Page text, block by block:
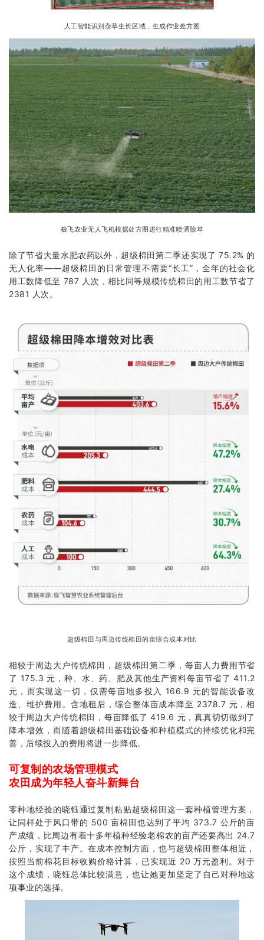
人工智能识别杂草生长区域，生成作业处方图
极飞农业无人飞机根据处方图进行精准喷洒除草
除了节省大量水肥农药以外，超级棉田第二季还实现了 75.2% 的
无人化率——超级棉田的日常管理不需要“长工”，全年的社会化
用工数降低至 787 人次，相比同等规模传统棉田的用工数节省了
2381 人次。
超级棉田与周边传统棉田的亩综合成本对比
相较于周边大户传统棉田，超级棉田第二季，每亩人力费用节省
了 175.3 元，种、水、药、肥及其他生产资料每亩节省了 411.2
元，而实现这一切，仅需每亩地多投入 166.9 元的智能设备改
造、维护费用。含地租后，综合整体亩成本降至 2378.7 元，相
较于周边大户传统棉田，每亩降低了 419.6 元，真真切切做到了
降本增效，而随着超级棉田基础设备和种植模式的持续优化和完
善，后续投入的费用将进一步降低。
可复制的农场管理模式
农田成为年轻人奋斗新舞台
零种地经验的晓钰通过复制粘贴超级棉田这一套种植管理方案，
让同样处于风口带的 500 亩棉田也达到了平均 373.7 公斤的亩
产成绩，比周边有着十多年植种经验老棉农的亩产还要高出 24.7
公斤，实现了丰产。在成本控制方面，也与超级棉田整体相近，
按照当前棉花目标收购价格计算，已实现近 20 万元盈利。对于
这个成绩，晓钰总体比较满意，也让她更加坚定了自己对种地这
项事业的选择。